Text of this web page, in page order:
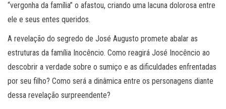
“vergonha da família” o afastou, criando uma lacuna dolorosa entre
ele e seus entes queridos.
A revelação do segredo de José Augusto promete abalar as
estruturas da família Inocêncio. Como reagirá José Inocêncio ao
descobrir a verdade sobre o sumiço e as dificuldades enfrentadas
por seu filho? Como será a dinâmica entre os personagens diante
dessa revelação surpreendente?